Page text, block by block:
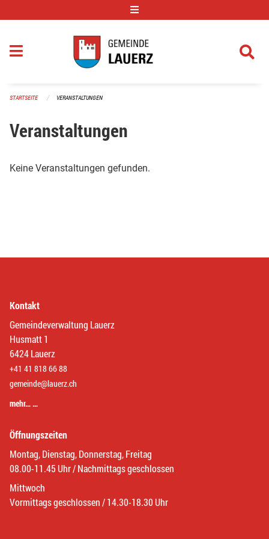
STARTSEITE VERANSTALTUNGEN
Veranstaltungen
Keine Veranstaltungen gefunden.
Kontakt
Gemeindeverwaltung Lauerz
Husmatt 1
6424 Lauerz
+41 41 818 66 88
gemeinde@lauerz.ch
mehr… …
Öffnungszeiten
Montag, Dienstag, Donnerstag, Freitag
08.00-11.45 Uhr / Nachmittags geschlossen
Mittwoch
Vormittags geschlossen / 14.30-18.30 Uhr